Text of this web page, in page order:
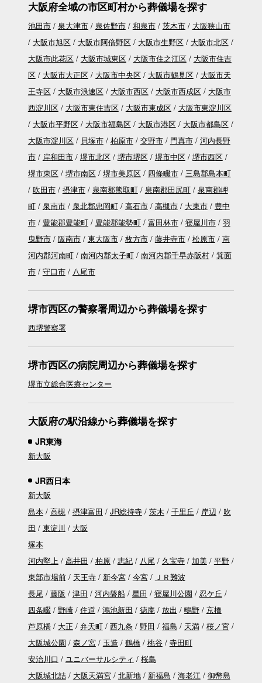
大阪府全域の市区町村から葬儀場を探す
池田市 泉大津市 泉佐野市 和泉市 茨木市
大阪狭山市
大阪市旭区
大阪市阿倍野区 大阪市生野区
大阪市北区
大阪市此花区
大阪市城東区 大阪市住之江区
大阪市住吉
区
大阪市大正区 大阪市中央区 大阪市鶴見区
大阪市天
王寺区
大阪市浪速区 大阪市西区 大阪市西成区
大阪市
西淀川区
大阪市東住吉区 大阪市東成区
大阪市東淀川区
大阪市平野区
大阪市福島区 大阪市港区
大阪市都島区
大阪市淀川区
貝塚市 柏原市 交野市 門真市
河内長野
市
岸和田市 堺市北区 堺市堺区 堺市中区
堺市西区
堺市東区
堺市南区 堺市美原区 四條畷市
三島郡島本町
吹田市
摂津市 泉南郡熊取町 泉南郡田尻町
泉南郡岬
町
泉南市 泉北郡忠岡町 高石市 高槻市 大東市
豊中
市
豊能郡豊能町 豊能郡能勢町 富田林市 寝屋川市
羽
曳野市
阪南市 東大阪市 枚方市 藤井寺市 松原市
南
河内郡河南町
南河内郡太子町 南河内郡千早赤阪村
箕面
市
守口市 八尾市
堺市西区の警察署周辺から葬儀場を探す
西堺警察署
堺市西区の病院周辺から葬儀場を探す
堺市立総合医療センター
大阪府の駅沿線から葬儀場を探す
JR東海
新大阪
JR西日本
新大阪
島本
高槻 摂津富田 JR総持寺 茨木 千里丘 岸辺
吹
田
東淀川
大阪
塚本
河内堅上
高井田 柏原 志紀 八尾 久宝寺 加美
平野
東部市場前
天王寺 新今宮 今宮
ＪＲ難波
長尾
藤阪 津田 河内磐船 星田 寝屋川公園
忍ケ丘
四条畷
野崎 住道 鴻池新田 徳庵 放出 鴫野
京橋
芦原橋
大正 弁天町 西九条 野田 福島 天満
桜ノ宮
大阪城公園
森ノ宮 玉造 鶴橋 桃谷
寺田町
安治川口
ユニバーサルシティ
桜島
大阪城北詰
大阪天満宮 北新地 新福島 海老江 御幣島